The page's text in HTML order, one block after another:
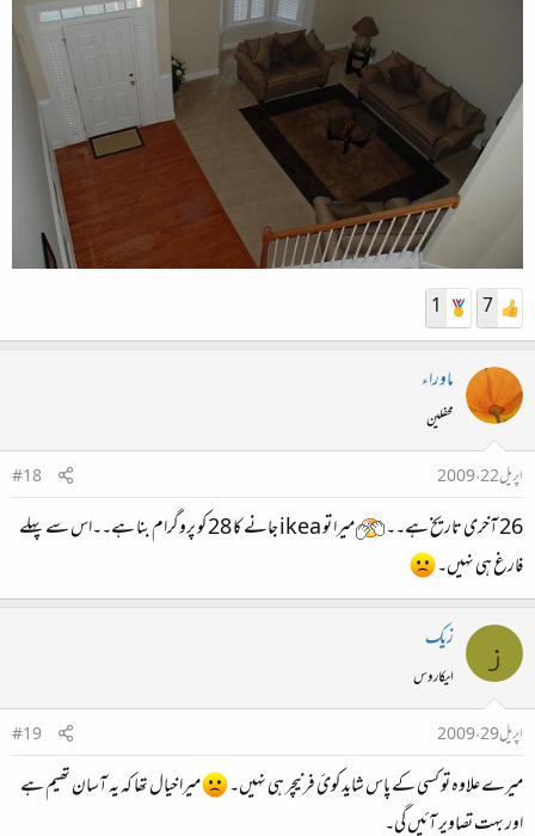
7
1
ماوراء
محفلین
اپریل 22، 2009
#18
26 آخری تاریخ ہے۔۔
میرا تو ikea جانے کا 28 کو پروگرام بنا ہے۔۔اس سے پہلے
فارغ ہی نہیں۔
ز زیک
ایکاروس
اپریل 29، 2009
#19
میرے علاوہ تو کسی کے پاس شاید کوئ فرنیچر ہی نہیں۔
میرا خیال تھا کہ یہ آسان تھیم ہے
اور بہت تصاویر آئیں گی۔